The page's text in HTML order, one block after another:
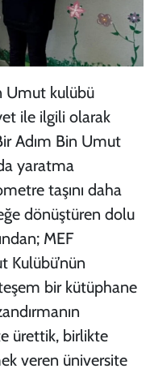
Umut kulübü
ile ilgili olarak
Adım Bin Umut
yaratma
taşını daha
dönüştüren dolu
MEF
Kulübü’nün
bir kütüphane
ürettik, birlikte
veren üniversite